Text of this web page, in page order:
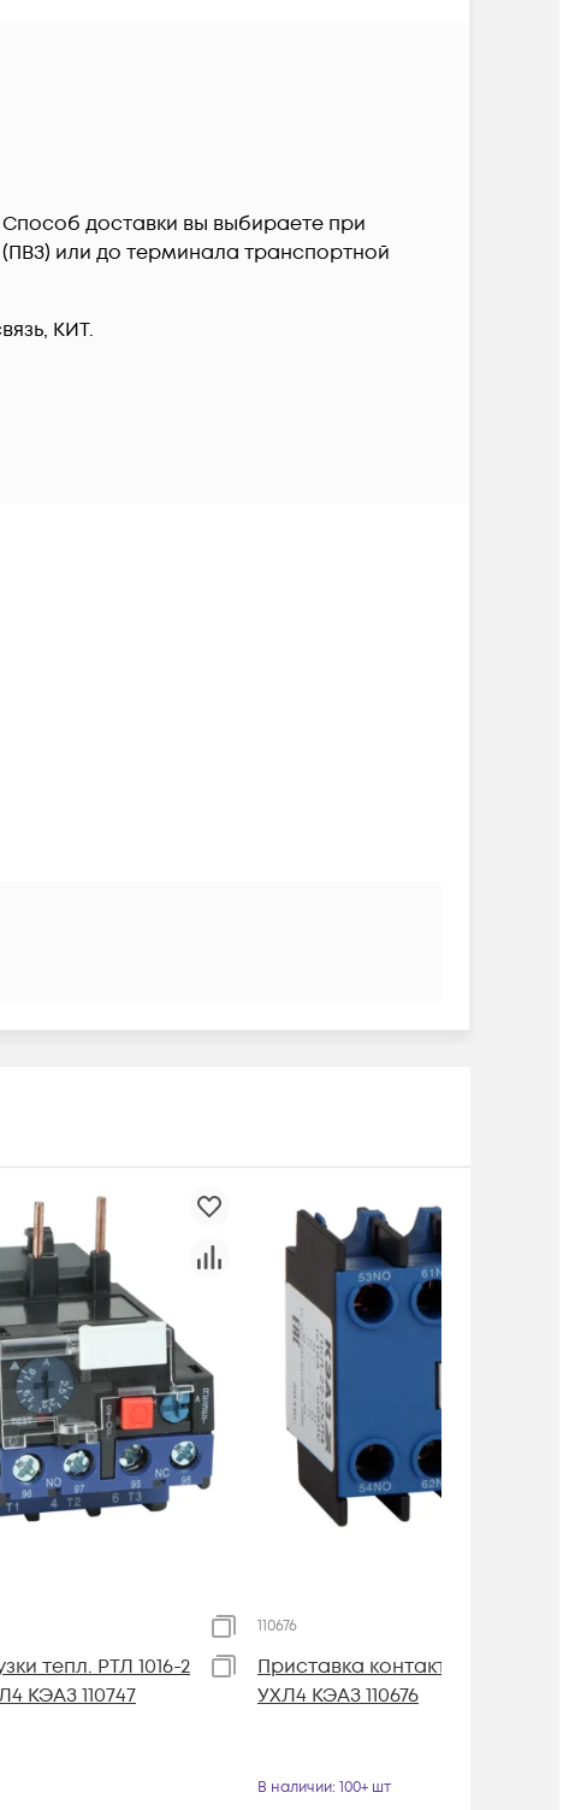
Способ доставки вы выбираете при
или до терминала транспортной
КИТ.
тепл. РТЛ 1016-2
КЭАЗ 110747
110676
Приставка контактная ПКЛ 22
УХЛ4 КЭАЗ 110676
В наличии: 100+ шт